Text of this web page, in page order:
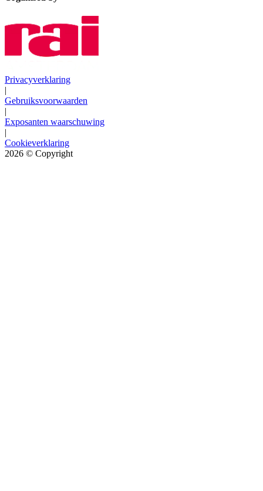
Privacyverklaring
|
Gebruiksvoorwaarden
|
Exposanten waarschuwing
|
Cookieverklaring
2026 © Copyright